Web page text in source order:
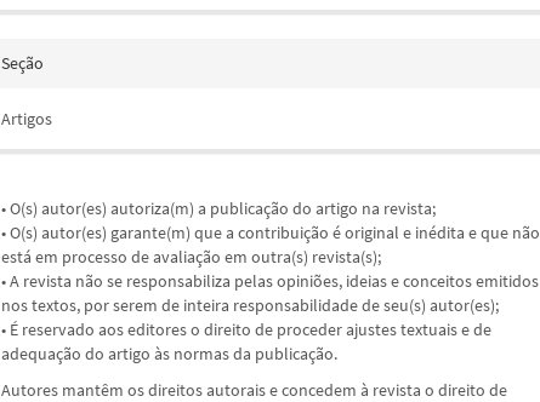
Seção
Artigos
• O(s) autor(es) autoriza(m) a publicação do artigo na revista;
• O(s) autor(es) garante(m) que a contribuição é original e inédita e que não
está em processo de avaliação em outra(s) revista(s);
• A revista não se responsabiliza pelas opiniões, ideias e conceitos emitidos
nos textos, por serem de inteira responsabilidade de seu(s) autor(es);
• É reservado aos editores o direito de proceder ajustes textuais e de
adequação do artigo às normas da publicação.
Autores mantêm os direitos autorais e concedem à revista o direito de